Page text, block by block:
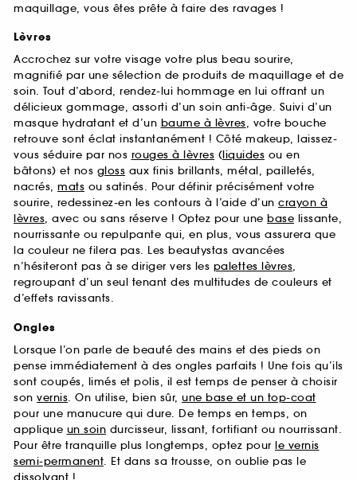
maquillage, vous êtes prête à faire des ravages !
Lèvres
Accrochez sur votre visage votre plus beau sourire,
magnifié par une sélection de produits de maquillage et de
soin. Tout d’abord, rendez-lui hommage en lui offrant un
délicieux gommage, assorti d’un soin anti-âge. Suivi d’un
masque hydratant et d’un baume à lèvres, votre bouche
retrouve sont éclat instantanément ! Côté makeup, laissez-
vous séduire par nos rouges à lèvres (liquides ou en
bâtons) et nos gloss aux finis brillants, métal, pailletés,
nacrés, mats ou satinés. Pour définir précisément votre
sourire, redessinez-en les contours à l’aide d’un crayon à
lèvres, avec ou sans réserve ! Optez pour une base lissante,
nourrissante ou repulpante qui, en plus, vous assurera que
la couleur ne filera pas. Les beautystas avancées
n’hésiteront pas à se diriger vers les palettes lèvres,
regroupant d’un seul tenant des multitudes de couleurs et
d’effets ravissants.
Ongles
Lorsque l’on parle de beauté des mains et des pieds on
pense immédiatement à des ongles parfaits ! Une fois qu’ils
sont coupés, limés et polis, il est temps de penser à choisir
son vernis. On utilise, bien sûr, une base et un top-coat
pour une manucure qui dure. De temps en temps, on
applique un soin durcisseur, lissant, fortifiant ou nourrissant.
Pour être tranquille plus longtemps, optez pour le vernis
semi-permanent. Et dans sa trousse, on oublie pas le
dissolvant !